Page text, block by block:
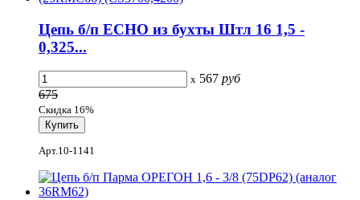
Цепь б/п ECHO из бухты Штл 16 1,5 -
0,325...
x 567 руб
675
Скидка 16%
Арт.10-1141